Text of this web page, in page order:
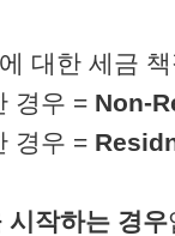
대한 세금
경우 = Non-
경우 =
시작하는 경우